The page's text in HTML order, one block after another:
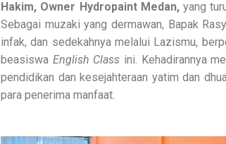
Hakim, Owner Hydropaint Medan,yang
Sebagai muzaki yang dermawan, Bapak
infak, dan sedekahnya melalui Lazismu,
beasiswa English Class ini. Kehadirannya
pendidikan dan kesejahteraan yatim dan
para penerima manfaat.